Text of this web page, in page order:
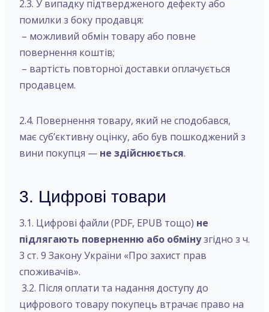
2.3. У випадку підтвердженого дефекту або
помилки з боку продавця:
– можливий обмін товару або повне
повернення коштів;
– вартість повторної доставки оплачується
продавцем.
2.4. Повернення товару, який не сподобався,
має суб’єктивну оцінку, або був пошкоджений з
вини покупця — не здійснюється.
3. Цифрові товари
3.1. Цифрові файли (PDF, EPUB тощо) не
підлягають поверненню або обмінузгідно з ч.
3 ст. 9 Закону України «Про захист прав
споживачів».
3.2. Після оплати та надання доступу до
цифрового товару покупець втрачає право на